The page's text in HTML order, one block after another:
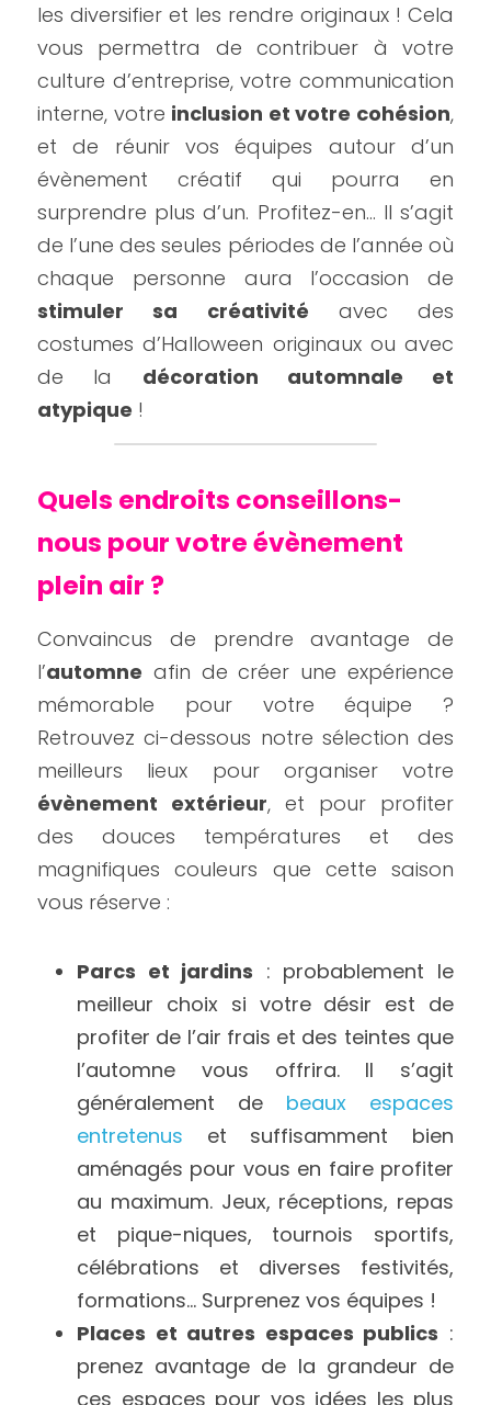
les diversifier et les rendre originaux ! Cela
vous permettra de contribuer à votre
culture d’entreprise, votre communication
interne, votre inclusion et votre cohésion,
et de réunir vos équipes autour d’un
évènement créatif qui pourra en
surprendre plus d’un. Profitez-en… Il s’agit
de l’une des seules périodes de l’année où
stimuler sa créativité avec des
costumes d’Halloween originaux ou avec
de la décoration automnale et
atypique !
Quels endroits conseillons-
nous pour votre évènement
plein air ?
Convaincus de prendre avantage de
l’automne afin de créer une expérience
mémorable pour votre équipe ?
Retrouvez ci-dessous notre sélection des
évènement extérieur, et pour profiter
des douces températures et des
magnifiques couleurs que cette saison
vous réserve :
Parcs et jardins : probablement le
meilleur choix si votre désir est de
profiter de l’air frais et des teintes que
l’automne vous offrira. Il s’agit
généralement de beaux espaces
entretenus et suffisamment bien
aménagés pour vous en faire profiter
au maximum. Jeux, réceptions, repas
et pique-niques, tournois sportifs,
célébrations et diverses festivités,
formations… Surprenez vos équipes !
Places et autres espaces publics :
prenez avantage de la grandeur de
ces espaces pour vos idées les plus